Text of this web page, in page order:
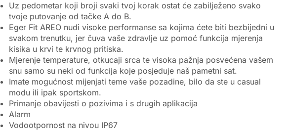
Uz pedometar koji broji svaki tvoj korak ostat će zabilježeno svako
tvoje putovanje od tačke A do B.
Eger Fit AREO nudi visoke performanse sa kojima ćete biti bezbijedni u
svakom trenutku, jer čuva vaše zdravlje uz pomoć funkcija mjerenja
kisika u krvi te krvnog pritiska.
Mjerenje temperature, otkucaji srca te visoka pažnja posvećena vašem
snu samo su neki od funkcija koje posjeduje naš pametni sat.
Imate mogućnost mijenjati teme vaše pozadine, bilo da ste u casual
modu ili ipak sportskom.
Primanje obavijesti o pozivima i s drugih aplikacija
Alarm
Vodootpornost na nivou IP67